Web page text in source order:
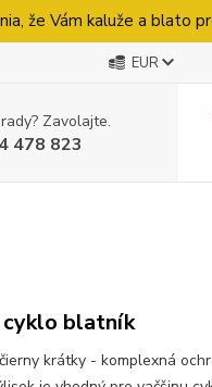
že Vám kaluže a blato
EUR
Zavolajte.
478 823
cyklo blatník
krátky - komplexná